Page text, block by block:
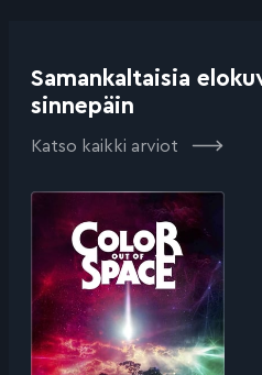
Samankaltaisia
sinnepäin
Katso kaikki arviot